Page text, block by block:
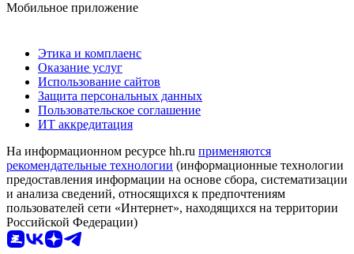
Мобильное приложение
Этика и комплаенс
Оказание услуг
Использование сайтов
Защита персональных данных
Пользовательское соглашение
ИТ аккредитация
На информационном ресурсе hh.ru применяются
рекомендательные технологии (информационные технологии
предоставления информации на основе сбора, систематизации
и анализа сведений, относящихся к предпочтениям
пользователей сети «Интернет», находящихся на территории
Российской Федерации)